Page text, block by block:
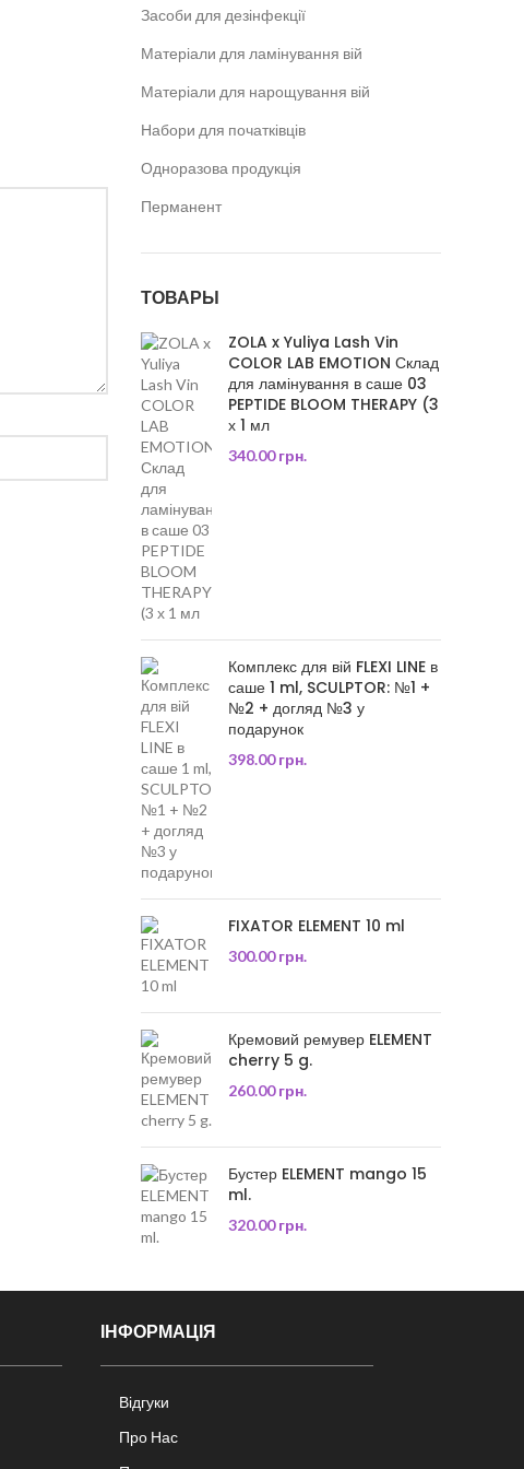
Засоби для дезінфекції
Матеріали для ламінування вій
Матеріали для нарощування вій
Набори для початківців
Одноразова продукція
Перманент
ТОВАРЫ
ZOLA x Yuliya Lash Vin
COLOR LAB EMOTION Склад
для ламінування в саше 03
PEPTIDE BLOOM THERAPY (3
х 1 мл
340.00грн.
Комплекс для вій FLEXI LINE в
саше 1 ml, SCULPTOR: №1 +
№2 + догляд №3 у
подарунок
398.00грн.
FIXATOR ELEMENT 10 ml
300.00грн.
Кремовий ремувер ELEMENT
cherry 5 g.
260.00грн.
Бустер ELEMENT mango 15
ml.
320.00грн.
ІНФОРМАЦІЯ
Відгуки
Про Нас